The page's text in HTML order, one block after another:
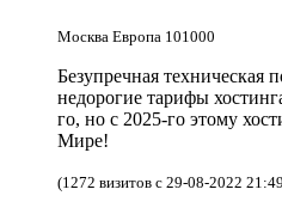
Москва Европа 101000
Безупречная техническая
недорогие тарифы
го, но с 2025-го этому
Мире!
(1272 визитов с 29-08-2022